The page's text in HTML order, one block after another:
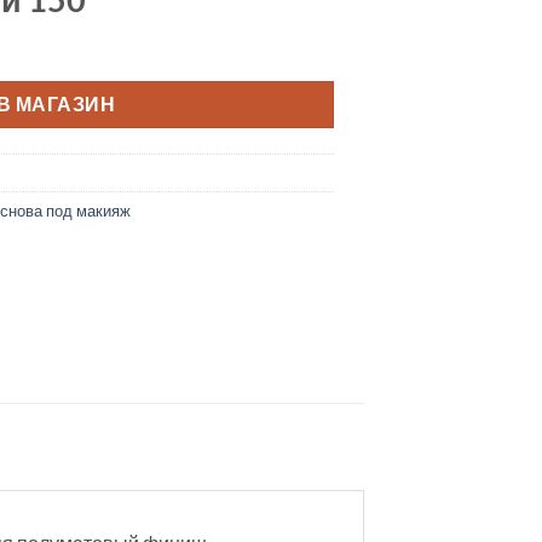
МАГАЗИН
под макияж